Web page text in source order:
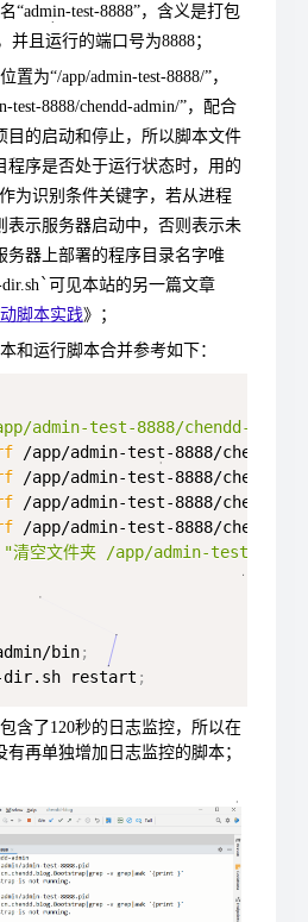
“admin-test-8888”，含义是打包
并且运行的端口号为8888；
置为“/app/admin-test-8888/”，
test-8888/chendd-admin/”，配合
目的启动和停止，所以脚本文件
程序是否处于运行状态时，用的
作为识别条件关键字，若从进程
表示服务器启动中，否则表示未
务器上部署的程序目录名字唯
` 可见本站的另一篇文章
脚本实践》；
和运行脚本合并参考如下：
admin-test-8888/chendd-admin"
/app/admin-test-8888/chendd-
/app/admin-test-8888/
/app/admin-test-8888/
/app/admin-test-8888/
"清空文件夹 /app/admin-test-
bin;
dir.sh restart ;
包含了120秒的日志监控，所以在
再单独增加日志监控的脚本；